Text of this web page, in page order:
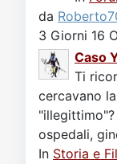
da
3 Giorni 16
Caso
Ti
cercavano
ospedali,
In Storia e